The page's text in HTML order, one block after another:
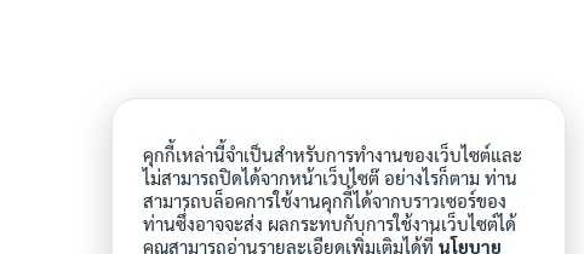
คุกกี้เหล่านี้จำเป็นสำหรับการทำงานของเว็บไซต์และ
ไม่สามารถปิดได้จากหน้าเว็บไซต๊ อย่างไรก็ตาม ท่าน
สามารถบล็อคการใช้งานคุกกี้ได้จากบราวเซอร์ของ
ท่านซึ่งอาจจะส่ง ผลกระทบกับการใช้งานเว็บไซต์ได้
คุณสามารถอ่านรายละเอียดเพิ่มเติมได้ที่ นโยบาย